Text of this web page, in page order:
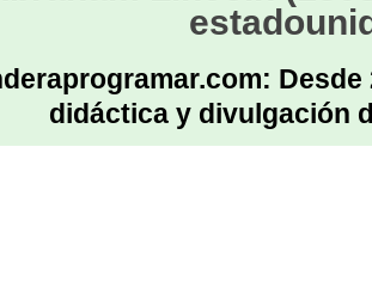
didáctica y divulgación